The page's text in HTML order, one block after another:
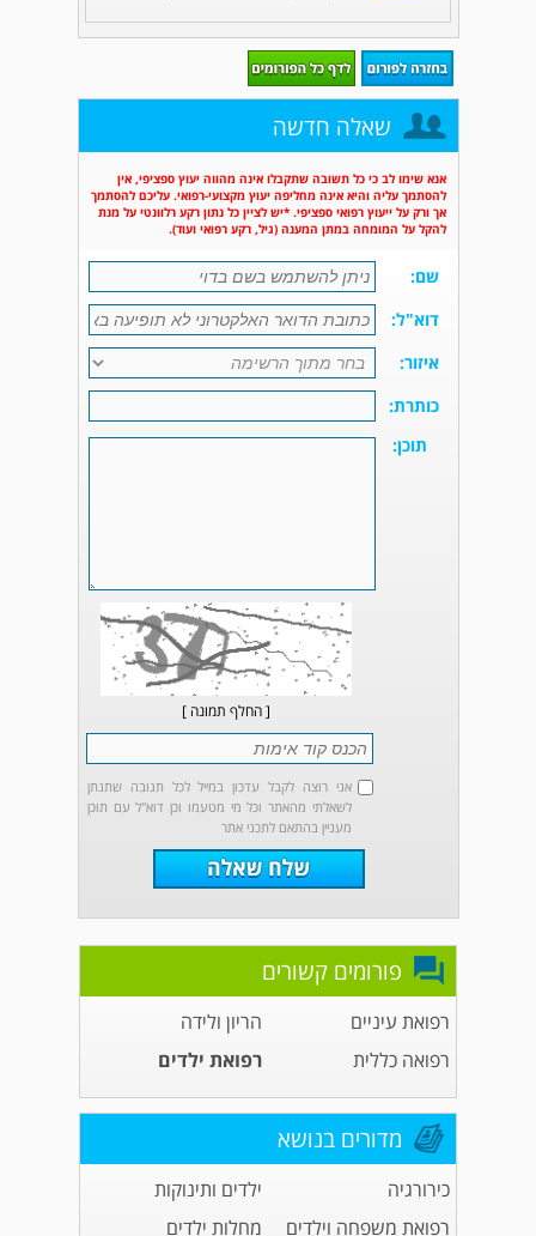
שאלה חדשה
אנא שימו לב כי כל תשובה שתקבלו אינה מהווה יעוץ ספציפי, אין
להסתמך עליה והיא אינה מחליפה יעוץ מקצועי-רפואי. עליכם להסתמך
אך ורק על ייעוץ רפואי ספציפי. *יש לציין כל נתון רקע רלוונטי על מנת
להקל על המומחה במתן המענה (גיל, רקע רפואי ועוד).
שם:
דוא"ל:
איזור:
כותרת:
תוכן:
[ החלף תמונה ]
אני רוצה לקבל עדכון במייל לכל תגובה שתנתן
לשאלתי מהאתר וכל מי מטעמו וכן דוא"ל עם תוכן
מעניין בהתאם לתכני אתר
פורומים קשורים
רפואת עיניים
הריון ולידה
רפואה כללית
רפואת ילדים
מדורים בנושא
כירורגיה
ילדים ותינוקות
רפואת משפחה וילדים
מחלות ילדים